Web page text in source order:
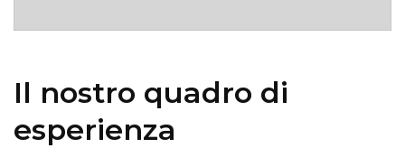
Il nostro quadro di
esperienza